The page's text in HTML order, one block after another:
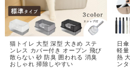
猫トイレ 大型 深型 大きめ ステ
ンレス カバー付き オープン 飛び
散らない 砂 防臭 囲われる 消臭
おしゃれ 掃除しやすい
日
軽
熱
ン